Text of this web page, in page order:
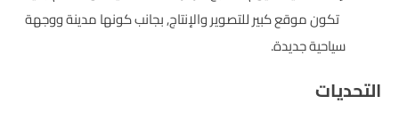
تكون موقع كبير للتصوير والإنتاج, بجانب كونها مدينة ووجهة
سياحية جديدة.
التحديات